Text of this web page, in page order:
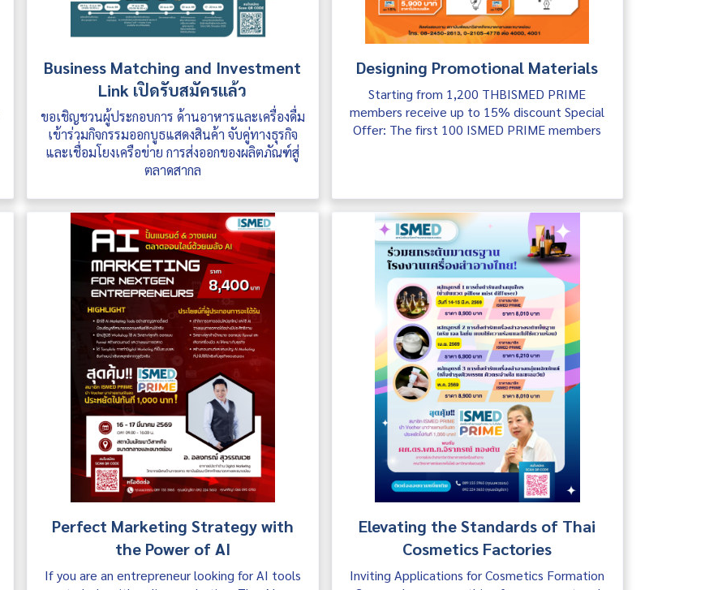
Business Matching and Investment
Link เปิดรับสมัครแล้ว
ขอเชิญชวนผู้ประกอบการ ด้านอาหารและเครื่องดื่ม
เข้าร่วมกิจกรรมออกบูธแสดงสินค้า จับคู่ทางธุรกิจ
และเชื่อมโยงเครือข่าย การส่งออกของผลิตภัณฑ์สู่
ตลาดสากล
Designing Promotional Materials
Starting from 1,200 THBISMED PRIME
members receive up to 15% discount Special
Offer: The first 100 ISMED PRIME members
Perfect Marketing Strategy with
the Power of AI
If you are an entrepreneur looking for AI tools
Elevating the Standards of Thai
Cosmetics Factories
Inviting Applications for Cosmetics Formation